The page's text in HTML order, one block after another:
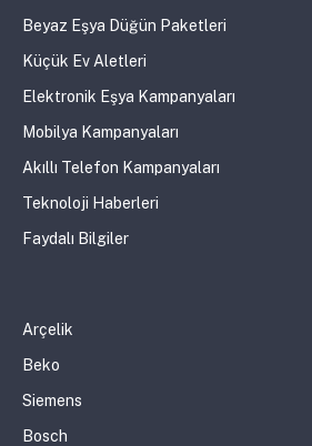
Beyaz Eşya Düğün Paketleri
Küçük Ev Aletleri
Elektronik Eşya Kampanyaları
Mobilya Kampanyaları
Akıllı Telefon Kampanyaları
Teknoloji Haberleri
Faydalı Bilgiler
Arçelik
Beko
Siemens
Bosch